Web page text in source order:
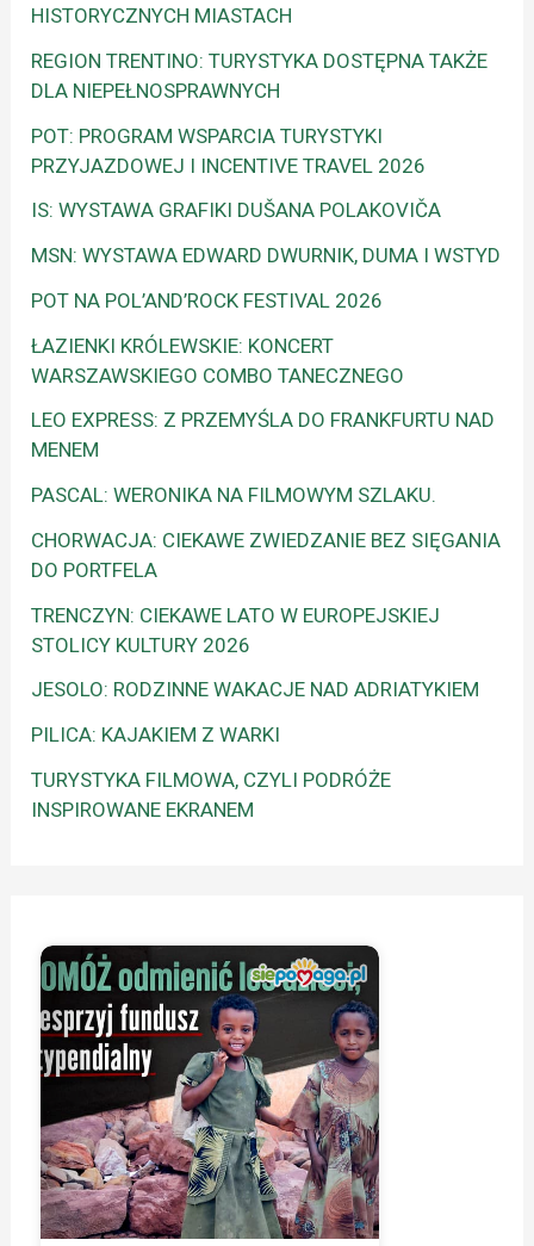
HISTORYCZNYCH MIASTACH
REGION TRENTINO: TURYSTYKA DOSTĘPNA TAKŻE
DLA NIEPEŁNOSPRAWNYCH
POT: PROGRAM WSPARCIA TURYSTYKI
PRZYJAZDOWEJ I INCENTIVE TRAVEL 2026
IS: WYSTAWA GRAFIKI DUŠANA POLAKOVIČA
MSN: WYSTAWA EDWARD DWURNIK, DUMA I WSTYD
POT NA POL’AND’ROCK FESTIVAL 2026
ŁAZIENKI KRÓLEWSKIE: KONCERT
WARSZAWSKIEGO COMBO TANECZNEGO
LEO EXPRESS: Z PRZEMYŚLA DO FRANKFURTU NAD
MENEM
PASCAL: WERONIKA NA FILMOWYM SZLAKU.
CHORWACJA: CIEKAWE ZWIEDZANIE BEZ SIĘGANIA
DO PORTFELA
TRENCZYN: CIEKAWE LATO W EUROPEJSKIEJ
STOLICY KULTURY 2026
JESOLO: RODZINNE WAKACJE NAD ADRIATYKIEM
PILICA: KAJAKIEM Z WARKI
TURYSTYKA FILMOWA, CZYLI PODRÓŻE
INSPIROWANE EKRANEM